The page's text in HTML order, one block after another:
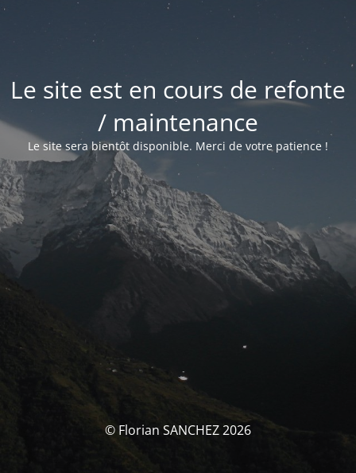
Le site est en cours de refonte
/ maintenance
Le site sera bientôt disponible. Merci de votre patience !
© Florian SANCHEZ 2026